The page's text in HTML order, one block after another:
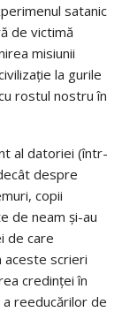
satanic
de victimă
misiunii
la gurile
rostul nostru în
al datoriei (într-
despre
copii
de neam şi-au
de care
aceste scrieri
credinţei în
reeducărilor de